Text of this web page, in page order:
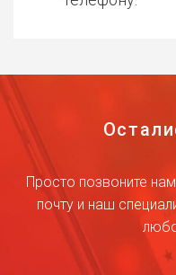
Просто позвоните
почту и наш